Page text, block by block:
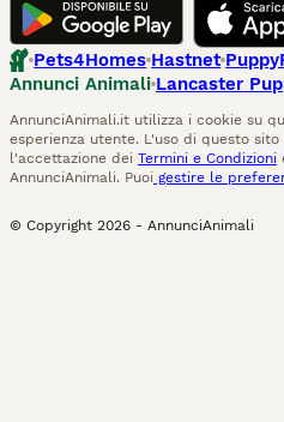
Pets4Homes Hastnet
Annunci Animali Lancaster
AnnunciAnimali.it utilizza i cookie su
esperienza utente. L'uso di questo
l'accettazione dei Termini e Condizioni
AnnunciAnimali. Puoi gestire le
© Copyright 2026 - AnnunciAnimali